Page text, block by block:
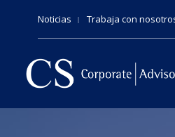
Noticias Trabaja con